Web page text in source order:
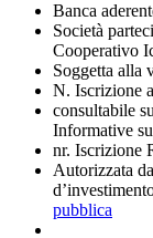
Banca
Società
Cooperativo
Soggetta alla
N. Iscrizione
consultabile su
Informative
nr. Iscrizione
Autorizzata
pubblica